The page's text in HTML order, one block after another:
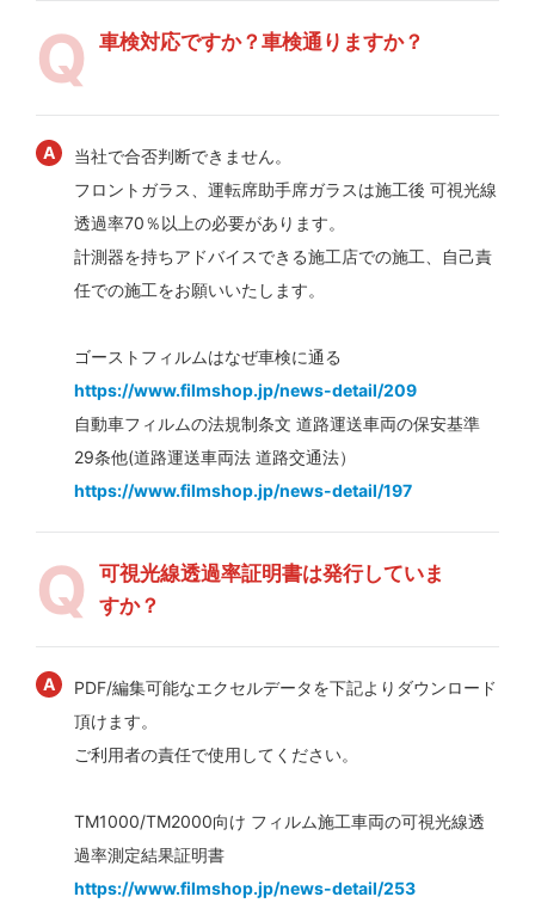
車検対応ですか？車検通りますか？
当社で合否判断できません。
フロントガラス、運転席助手席ガラスは施工後 可視光線
透過率70％以上の必要があります。
計測器を持ちアドバイスできる施工店での施工、自己責
任での施工をお願いいたします。
ゴーストフィルムはなぜ車検に通る
https://www.filmshop.jp/news-detail/209
自動車フィルムの法規制条文 道路運送車両の保安基準
29条他(道路運送車両法 道路交通法）
https://www.filmshop.jp/news-detail/197
可視光線透過率証明書は発行していま
すか？
PDF/編集可能なエクセルデータを下記よりダウンロード
頂けます。
ご利用者の責任で使用してください。
TM1000/TM2000向け フィルム施工車両の可視光線透
過率測定結果証明書
https://www.filmshop.jp/news-detail/253